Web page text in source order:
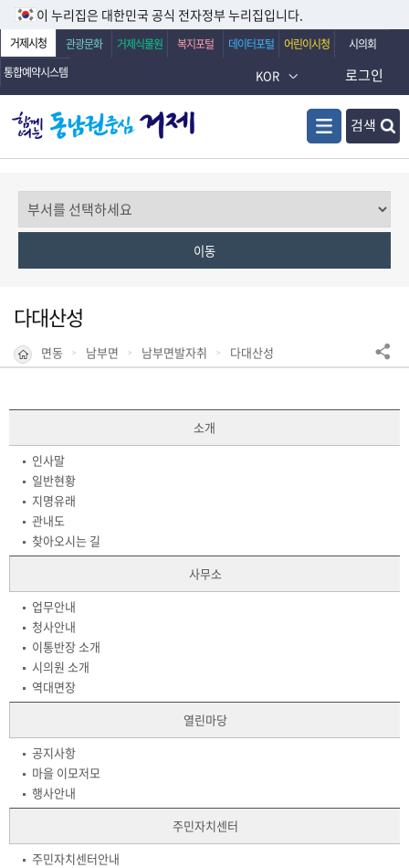
이 누리집은 대한민국 공식 전자정부 누리집입니다.
거제시청 관광문화 거제식물원 복지포털 데이터포털 어린이시청
시의회
통합예약시스템
KOR
검색
로그인
다대산성
면동 남부면 남부면발자취 다대산성
소개
인사말
일반현황
지명유래
관내도
찾아오시는 길
사무소
업무안내
청사안내
이통반장 소개
시의원 소개
역대면장
열린마당
공지사항
마을 이모저모
행사안내
주민자치센터
주민자치센터안내